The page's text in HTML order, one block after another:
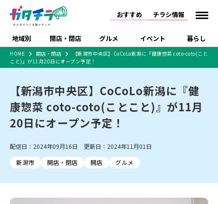
おすすめ チラシ情報
地域別 開店・閉店 グルメ イベント 暮らし
新潟市 下越
中越
佐渡
開店 閉店
リニューアル・移転 休業 開店まとめ
新潟市・開店
新潟市・閉店
長岡市・開店
長岡市・閉店
上越市・開店
上越市・閉店
ラーメン・開店
ラーメン・閉店
ラーメン 現地レポート
和食
スイーツ
体験・販売 祭り・伝統行事
趣味・展示会
スポーツ
にいがた酒の陣・新潟
施設・ショップ
住宅メーカー・工務
店
食品メーカー・県産
習い事・塾 アパレル・雑貨
フィットネス・ジム
観光スポット
温泉・入浴 ホテル 旅館
水族館
リラクゼーション・整体
スキー場
リユース・買取
特売セール インタビュー
特集・まとめ記事
セツコママ ランキング 新潟人
キャンペーン
開店まとめ
閉店まとめ 人気記事まとめ
食品スーパー・コンビ
ショッピングモール・
大型施設
ドラッグストア・ホーム
センター
ファッション 生活サービス
HOME 開店・閉店
【新潟市中央区】CoCoLo新潟に『健康惣菜 coto-coto(こと
こと)』が11月20日にオープン予定！
【新潟市中央区】CoCoLo新潟に『健
康惣菜 coto-coto(ことこと)』が11月
20日にオープン予定！
配信日：2024年09月16日 更新日：2024年11月01日
新潟市
開店・閉店 開店 グルメ